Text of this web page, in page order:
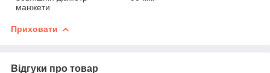
манжети
Приховати
Відгуки про товар